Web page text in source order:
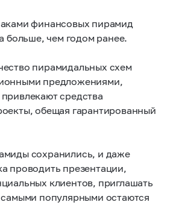
финансовых пирамид
больше, чем годом ранее.
пирамидальных схем
предложениями,
средства
обещая гарантированный
сохранились, и даже
проводить презентации,
клиентов, приглашать
популярными остаются